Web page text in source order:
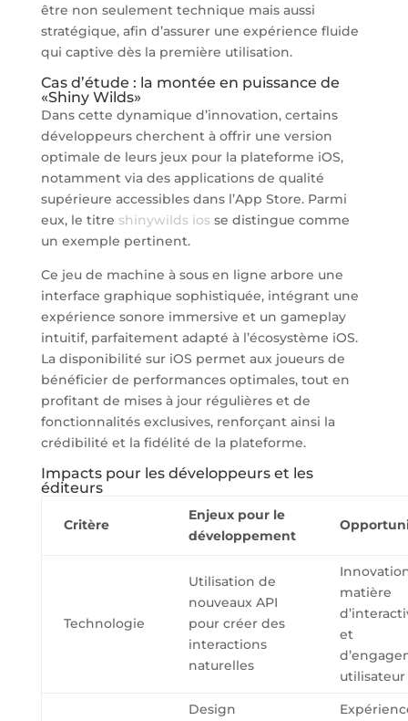
être non seulement technique mais aussi
stratégique, afin d’assurer une expérience fluide
qui captive dès la première utilisation.
Cas d’étude : la montée en puissance de
«Shiny Wilds»
Dans cette dynamique d’innovation, certains
développeurs cherchent à offrir une version
optimale de leurs jeux pour la plateforme iOS,
notamment via des applications de qualité
supérieure accessibles dans l’App Store. Parmi
eux, le titre shinywilds iosse distingue comme
un exemple pertinent.
Ce jeu de machine à sous en ligne arbore une
interface graphique sophistiquée, intégrant une
expérience sonore immersive et un gameplay
intuitif, parfaitement adapté à l’écosystème iOS.
La disponibilité sur iOS permet aux joueurs de
bénéficier de performances optimales, tout en
profitant de mises à jour régulières et de
fonctionnalités exclusives, renforçant ainsi la
crédibilité et la fidélité de la plateforme.
Impacts pour les développeurs et les
éditeurs
Critère
Enjeux pour le
développement
Technologie
Utilisation de
nouveaux API
pour créer des
interactions
naturelles
matière
et
utilisateur
Design